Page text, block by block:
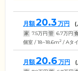
月額20.3 万円 (
家 7.5万円 管 6.7万円
個室 / 18~18.6m2 / Aタ
月額20.6 万円 (